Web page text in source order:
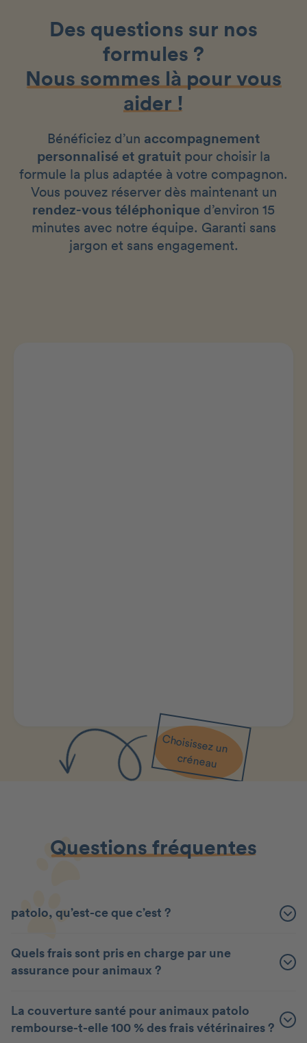
Des questions sur nos
formules ?
Nous sommes là pour vous
aider !
Bénéficiez d’un accompagnement
personnalisé et gratuit pour choisir la
formule la plus adaptée à votre compagnon.
Vous pouvez réserver dès maintenant un
rendez-vous téléphonique d’environ 15
minutes avec notre équipe. Garanti sans
jargon et sans engagement.
Choisissez un
créneau
Questions fréquentes
patolo, qu’est-ce que c’est ?
Quels frais sont pris en charge par une
assurance pour animaux ?
La couverture santé pour animaux patolo
rembourse-t-elle 100 % des frais vétérinaires ?